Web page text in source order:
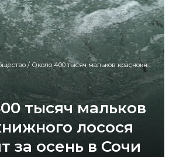
/ Около 400 тысяч мальков краснокнижного лосося выпустят за осень в Сочи
тысяч мальков
лосося
за осень в Сочи